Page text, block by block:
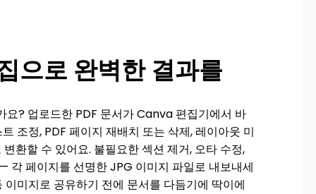
으로 완벽한 결과를
요? 업로드한 PDF 문서가 Canva 편집기에서 바
조정, PDF 페이지 재배치 또는 삭제, 레이아웃 미
환할 수 있어요. 불필요한 섹션 제거, 오타 수정,
각 페이지를 선명한 JPG 이미지 파일로 내보내세
이미지로 공유하기 전에 문서를 다듬기에 딱이에